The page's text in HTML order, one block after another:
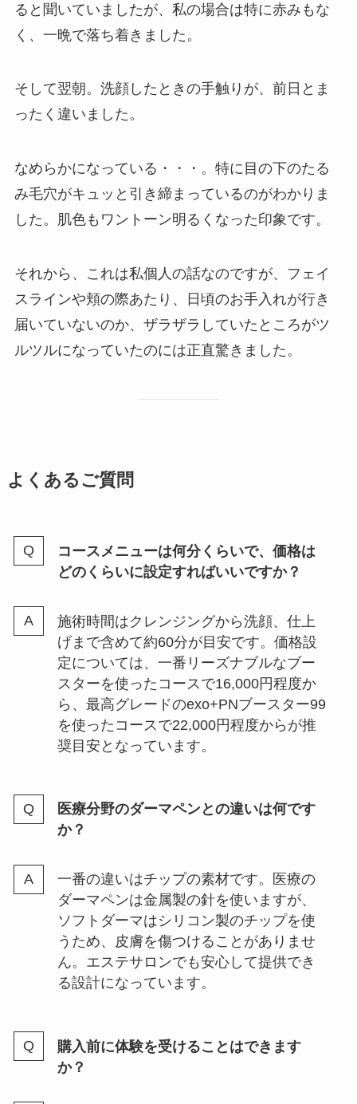
ると聞いていましたが、私の場合は特に赤みもな
く、一晩で落ち着きました。
そして翌朝。洗顔したときの手触りが、前日とま
ったく違いました。
なめらかになっている・・・。特に目の下のたる
み毛穴がキュッと引き締まっているのがわかりま
した。肌色もワントーン明るくなった印象です。
それから、これは私個人の話なのですが、フェイ
スラインや頬の際あたり、日頃のお手入れが行き
届いていないのか、ザラザラしていたところがツ
ルツルになっていたのには正直驚きました。
よくあるご質問
コースメニューは何分くらいで、価格は
どのくらいに設定すればいいですか？
施術時間はクレンジングから洗顔、仕上
げまで含めて約60分が目安です。価格設
定については、一番リーズナブルなブー
スターを使ったコースで16,000円程度か
ら、最高グレードのexo+PNブースター99
を使ったコースで22,000円程度からが推
奨目安となっています。
医療分野のダーマペンとの違いは何です
か？
一番の違いはチップの素材です。医療の
ダーマペンは金属製の針を使いますが、
ソフトダーマはシリコン製のチップを使
うため、皮膚を傷つけることがありませ
ん。エステサロンでも安心して提供でき
る設計になっています。
購入前に体験を受けることはできます
か？